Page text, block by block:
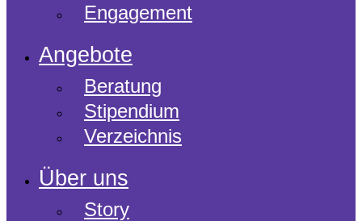
Engagement
Angebote
Beratung
Stipendium
Verzeichnis
Über uns
Story